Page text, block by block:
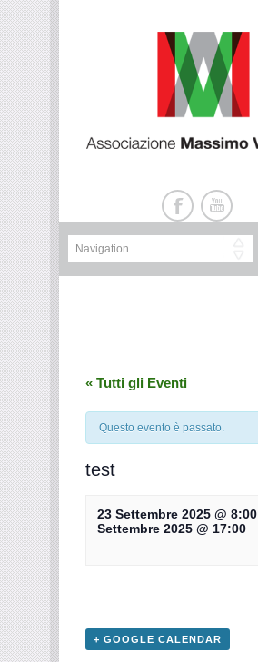
« Tutti gli Eventi
Questo evento è passato.
test
23 Settembre 2025 @ 8:00
Settembre 2025 @ 17:00
+ GOOGLE CALENDAR